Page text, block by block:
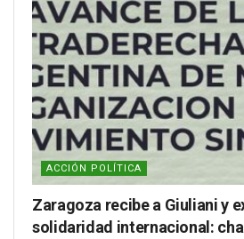
ACCIÓN POLÍTICA
Zaragoza recibe a Giuliani y
solidaridad internacional: